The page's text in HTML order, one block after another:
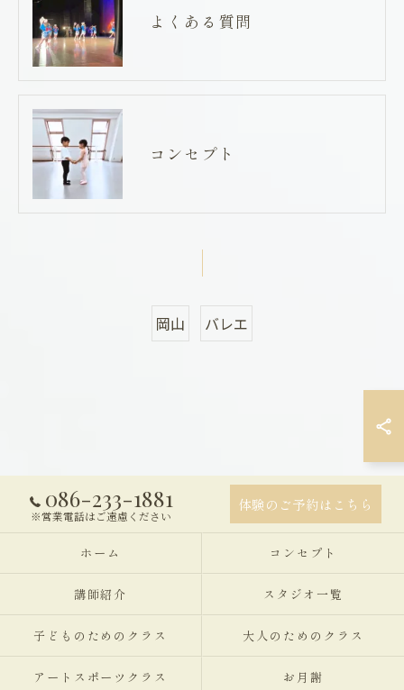
よくある質問
コンセプト
岡山 バレエ
086-233-1881
※営業電話はご遠慮ください
体験のご予約はこちら
ホーム コンセプト
講師紹介 スタジオ一覧
子どものためのクラス 大人のためのクラス
アートスポーツクラス お月謝